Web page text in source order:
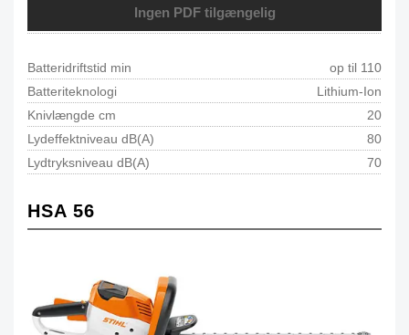
Ingen PDF tilgængelig
Batteridriftstid min
op til 110
Batteriteknologi
Lithium-Ion
Knivlængde cm
20
Lydeffektniveau dB(A)
80
Lydtryksniveau dB(A)
70
HSA 56